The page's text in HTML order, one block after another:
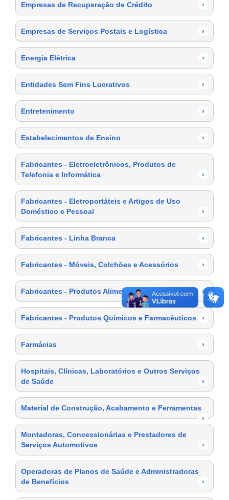
Empresas de Recuperação de Crédito ›
Empresas de Serviços Postais e Logística ›
Energia Elétrica ›
Entidades Sem Fins Lucrativos ›
Entretenimento ›
Estabelecimentos de Ensino ›
Fabricantes - Eletroeletrônicos, Produtos de
Telefonia e Informática
›
Fabricantes - Eletroportáteis e Artigos de Uso
Doméstico e Pessoal
›
Fabricantes - Linha Branca ›
Fabricantes - Móveis, Colchões e Acessórios ›
Fabricantes - Produtos Alimentícios ›
Fabricantes - Produtos Químicos e Farmacêuticos ›
Farmácias ›
Hospitais, Clínicas, Laboratórios e Outros Serviços
de Saúde
›
Material de Construção, Acabamento e Ferramentas
›
Montadoras, Concessionárias e Prestadores de
Serviços Automotivos
›
Operadoras de Planos de Saúde e Administradoras
de Benefícios
›